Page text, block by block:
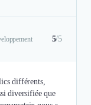
5/5
différents,
diversifiée que